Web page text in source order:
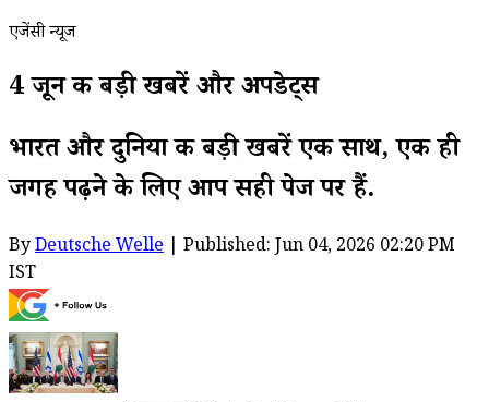
एजेंसी न्यूज
4 जून की बड़ी खबरें और अपडेट्स
भारत और दुनिया की बड़ी खबरें एक साथ, एक ही
जगह पढ़ने के लिए आप सही पेज पर हैं.
ByDeutsche Welle | Published: Jun 04, 2026 02:20 PM
IST